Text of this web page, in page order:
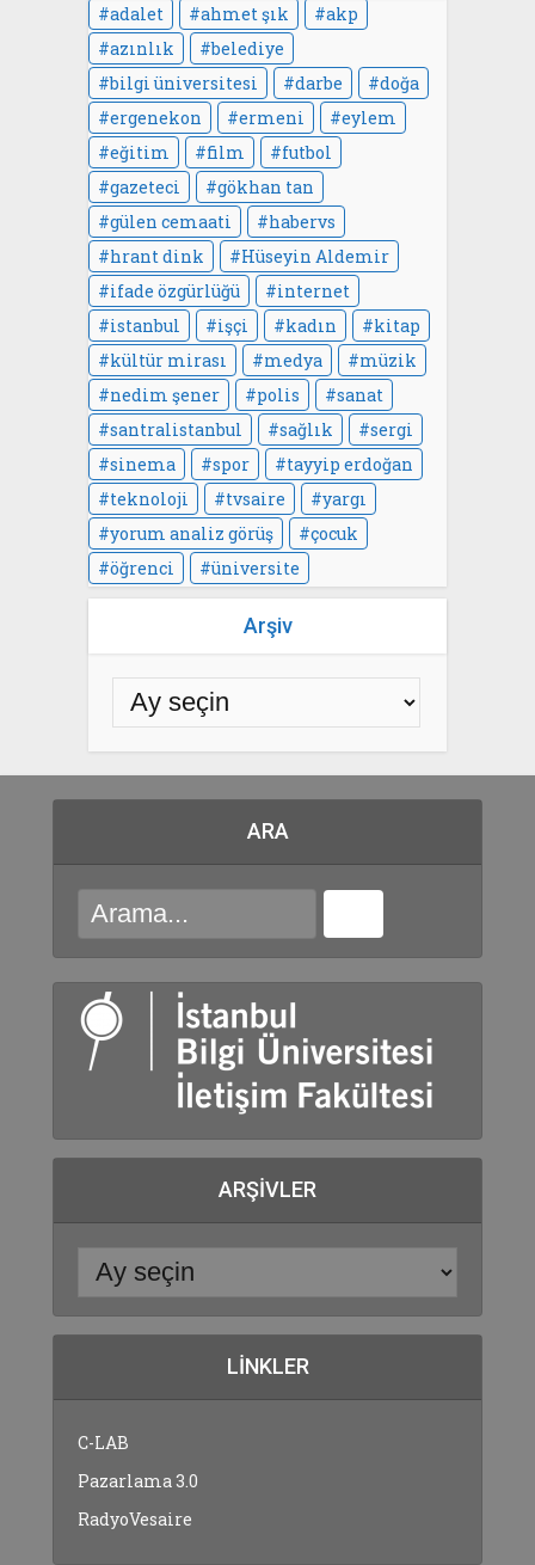
adalet ahmet şık
akp
azınlık
belediye
bilgi üniversitesi
darbe
doğa
ergenekon
ermeni
eylem
eğitim
film
futbol
gazeteci
gökhan tan
gülen cemaati
habervs
hrant dink
Hüseyin Aldemir
ifade özgürlüğü
internet
istanbul
işçi kadın
kitap
kültür mirası
medya
müzik
nedim şener
polis
sanat
santralistanbul
sağlık
sergi
sinema
spor
tayyip erdoğan
teknoloji
tvsaire
yargı
yorum analiz görüş
çocuk
öğrenci
üniversite
Arşiv
ARA
ARŞIVLER
LINKLER
C-LAB
Pazarlama 3.0
RadyoVesaire